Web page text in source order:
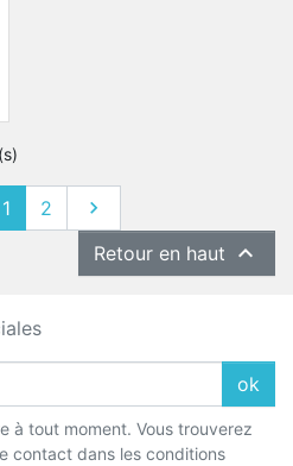
1 2 Suivant

Retour en haut 
ok
à tout moment. Vous trouverez
contact dans les conditions